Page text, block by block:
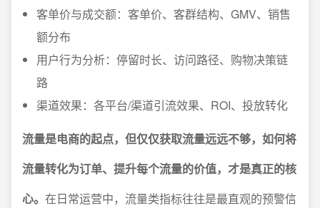
客单价与成交额：客单价、客群结构、GMV、销售
额分布
用户行为分析：停留时长、访问路径、购物决策链
路
渠道效果：各平台/渠道引流效果、ROI、投放转化
流量是电商的起点，但仅仅获取流量远远不够，如何将
流量转化为订单、提升每个流量的价值，才是真正的核
心。 在日常运营中，流量类指标往往是最直观的预警信